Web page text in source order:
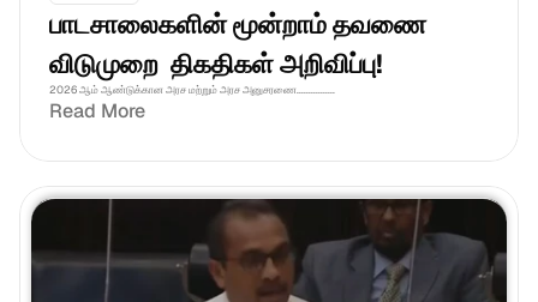
பாடசாலைகளின் மூன்றாம் தவணை
விடுமுறை  திகதிகள் அறிவிப்பு!
2026 ஆம் ஆண்டுக்கான அரச மற்றும் அரச அனுசரணை................
Read More